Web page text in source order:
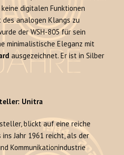
keine digitalen Funktionen
des analogen Klangs zu
der WSH-805 für sein
minimalistische Eleganz mit
ausgezeichnet. Er ist in Silber
Unitra
blickt auf eine reiche
ins Jahr 1961 reicht, als der
Kommunikationindustrie